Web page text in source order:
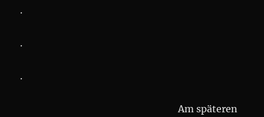
.
.
.
Am späteren